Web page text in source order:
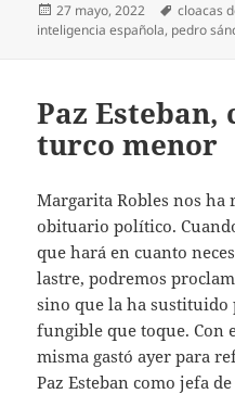
Publicado
el
27 mayo, 2022 Etiquetas
cloacas
inteligencia española, pedro
Paz Esteban,
turco menor
Margarita Robles nos ha
obituario político.
que hará en cuanto
lastre, podremos
sino que la ha
fungible que toque. Con
misma gastó ayer para
Paz Esteban como jefa